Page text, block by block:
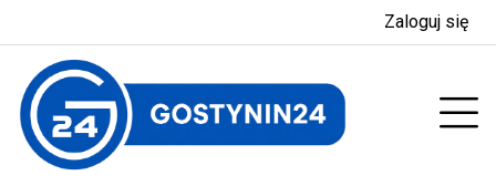
Zaloguj się